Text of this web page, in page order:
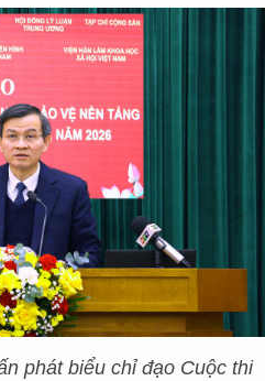
phát biểu chỉ đạo Cuộc thi